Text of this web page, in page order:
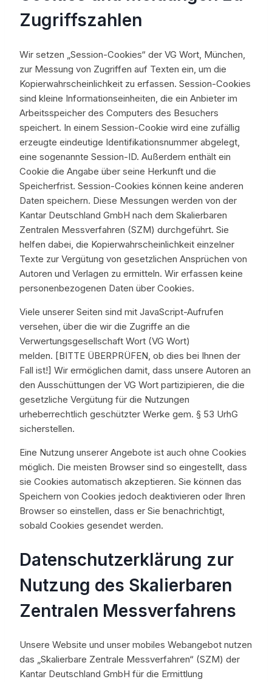
Zugriffszahlen
Wir setzen „Session-Cookies“ der VG Wort, München,
zur Messung von Zugriffen auf Texten ein, um die
Kopierwahrscheinlichkeit zu erfassen. Session-Cookies
sind kleine Informationseinheiten, die ein Anbieter im
Arbeitsspeicher des Computers des Besuchers
speichert. In einem Session-Cookie wird eine zufällig
erzeugte eindeutige Identifikationsnummer abgelegt,
eine sogenannte Session-ID. Außerdem enthält ein
Cookie die Angabe über seine Herkunft und die
Speicherfrist. Session-Cookies können keine anderen
Daten speichern. Diese Messungen werden von der
Kantar Deutschland GmbH nach dem Skalierbaren
Zentralen Messverfahren (SZM) durchgeführt. Sie
helfen dabei, die Kopierwahrscheinlichkeit einzelner
Texte zur Vergütung von gesetzlichen Ansprüchen von
Autoren und Verlagen zu ermitteln. Wir erfassen keine
personenbezogenen Daten über Cookies.
Viele unserer Seiten sind mit JavaScript-Aufrufen
versehen, über die wir die Zugriffe an die
Verwertungsgesellschaft Wort (VG Wort)
melden. [BITTE ÜBERPRÜFEN, ob dies bei Ihnen der
Fall ist!] Wir ermöglichen damit, dass unsere Autoren an
den Ausschüttungen der VG Wort partizipieren, die die
gesetzliche Vergütung für die Nutzungen
urheberrechtlich geschützter Werke gem. § 53 UrhG
sicherstellen.
Eine Nutzung unserer Angebote ist auch ohne Cookies
möglich. Die meisten Browser sind so eingestellt, dass
sie Cookies automatisch akzeptieren. Sie können das
Speichern von Cookies jedoch deaktivieren oder Ihren
Browser so einstellen, dass er Sie benachrichtigt,
sobald Cookies gesendet werden.
Datenschutzerklärung zur
Nutzung des Skalierbaren
Zentralen Messverfahrens
Unsere Website und unser mobiles Webangebot nutzen
das „Skalierbare Zentrale Messverfahren“ (SZM) der
Kantar Deutschland GmbH für die Ermittlung